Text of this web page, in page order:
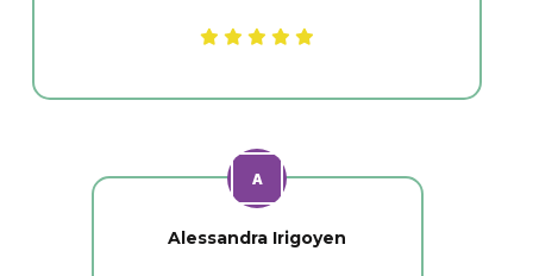
Alessandra Irigoyen